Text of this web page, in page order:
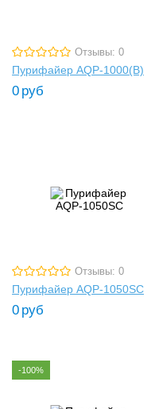
Отзывы: 0
Пурифайер AQP-1000(B)
0 руб
Отзывы: 0
Пурифайер AQP-1050SC
0 руб
-100%